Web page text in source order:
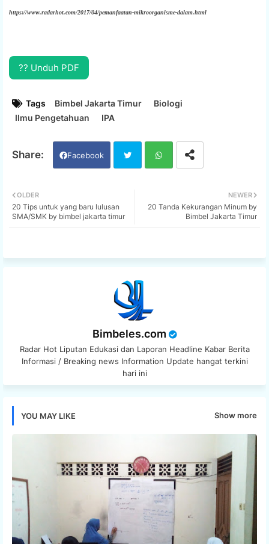
https://www.radarhot.com/2017/04/pemanfaatan-mikroorganisme-dalam.html
?? Unduh PDF
Tags Bimbel Jakarta Timur
Biologi
Ilmu Pengetahuan
IPA
Facebook
ats
NEWER
20 Tanda Kekurangan Minum by
Bimbel Jakarta Timur
OLDER
20 Tips untuk yang baru lulusan
SMA/SMK by bimbel jakarta timur
Bimbeles.com
Radar Hot Liputan Edukasi dan Laporan Headline Kabar Berita
Informasi / Breaking news Information Update hangat terkini
hari ini
YOU MAY LIKE Show more